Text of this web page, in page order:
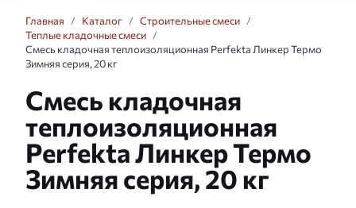
Главная / Каталог / Строительные смеси /
Теплые кладочные смеси /
Смесь кладочная теплоизоляционная Perfekta Линкер Термо
Зимняя серия, 20 кг
Смесь кладочная
теплоизоляционная
Perfekta Линкер Термо
Зимняя серия, 20 кг